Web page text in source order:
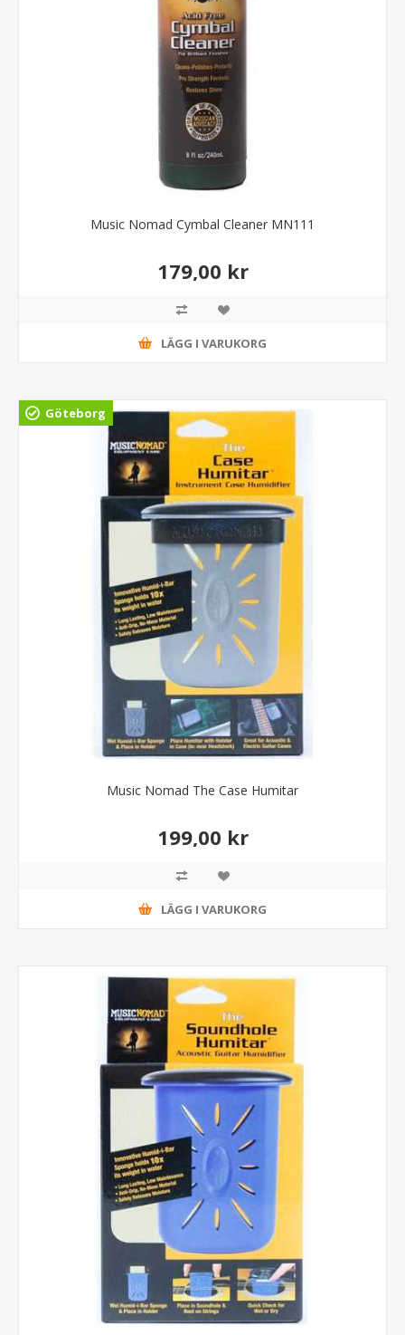
Music Nomad Cymbal Cleaner MN111
179,00 kr
LÄGG I VARUKORG
Göteborg
Music Nomad The Case Humitar
199,00 kr
LÄGG I VARUKORG